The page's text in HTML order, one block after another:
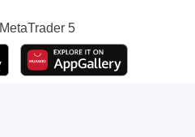
MetaTrader 5